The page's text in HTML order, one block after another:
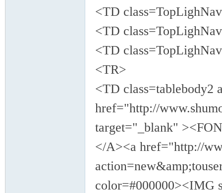
<TD
<TD
<TD
<TR>
<TD class=tablebody2
href="http://
target="_blank"
</A><a href="http://
color=#000000><IMG